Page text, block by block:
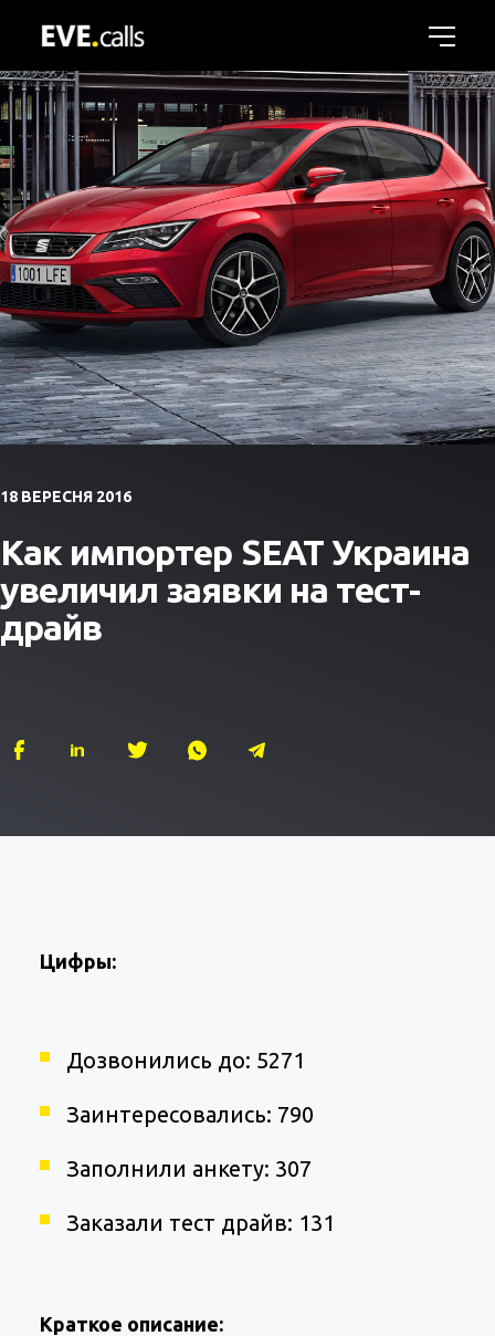
18 ВЕРЕСНЯ 2016
Как импортер SEAT Украина
увеличил заявки на тест-
драйв
Цифры:
Дозвонились до: 5271
Заинтересовались: 790
Заполнили анкету: 307
Заказали тест драйв: 131
Краткое описание: